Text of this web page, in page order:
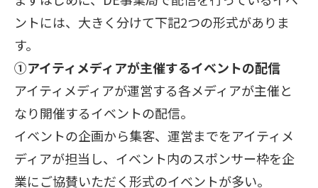
ントには、大きく分けて下記2つの形式がありま
す。
①アイティメディアが主催するイベントの配信
アイティメディアが運営する各メディアが主催と
なり開催するイベントの配信。
イベントの企画から集客、運営までをアイティメ
ディアが担当し、イベント内のスポンサー枠を企
業にご協賛いただく形式のイベントが多い。